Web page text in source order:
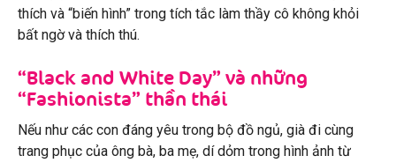
thích và “biến hình” trong tích tắc làm thầy cô không khỏi
bất ngờ và thích thú.
“Black and White Day” và những
“Fashionista” thần thái
Nếu như các con đáng yêu trong bộ đồ ngủ, già đi cùng
trang phục của ông bà, ba mẹ, dí dỏm trong hình ảnh từ